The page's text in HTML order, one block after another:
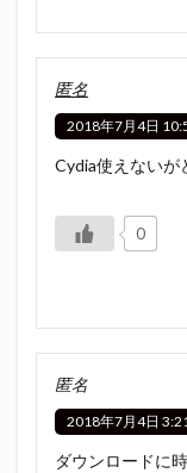
匿名
2018年7月4日
Cydia使えないが
0
匿名
2018年7月4日
ダウンロードに